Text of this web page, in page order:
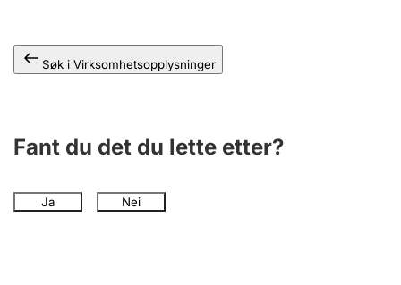
Søk i Virksomhetsopplysninger
Fant du det du lette etter?
Ja Nei